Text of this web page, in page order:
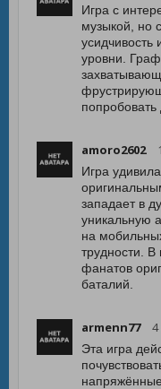
Игра с
музыкой, но
усидчивость
уровни.
amoro2602
Игра
западает в
уникальную
на
трудности.
фанатов
баталий.
armenn77 4
Эта игра